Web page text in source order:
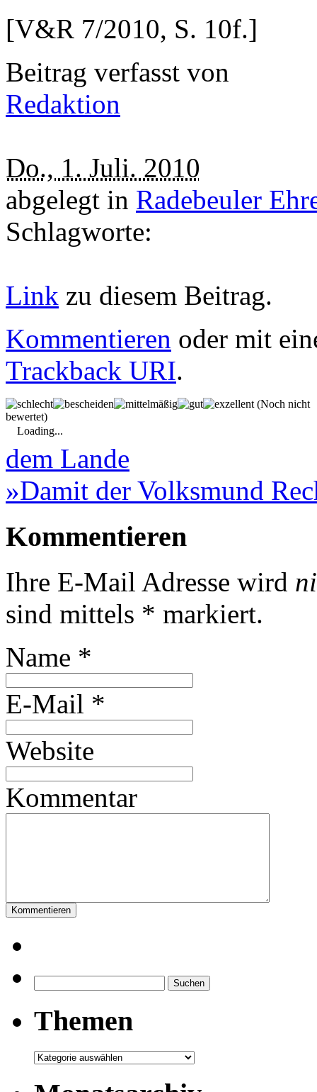
[V&R 7/2010, S. 10f.]
Beitrag verfasst von
Redaktion
Do., 1. Juli. 2010
abgelegt in Radebeuler
Schlagworte:
Link zu diesem Beitrag.
Kommentieren oder mit
Trackback URI.
(Noch nicht
bewertet)
Loading...
dem Lande
»Damit der Volksmund
Kommentieren
Ihre E-Mail Adresse wird
sind mittels * markiert.
Name *
E-Mail *
Website
Kommentar
nach:
Themen
Themen